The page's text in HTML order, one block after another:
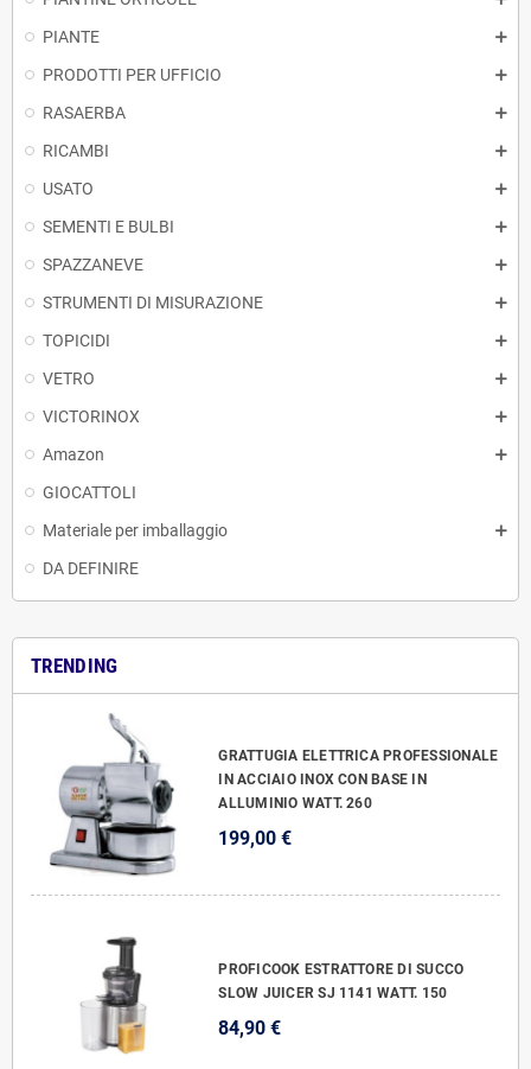
PIANTE
PRODOTTI PER UFFICIO
RASAERBA
RICAMBI
USATO
SEMENTI E BULBI
SPAZZANEVE
STRUMENTI DI MISURAZIONE
TOPICIDI
VETRO
VICTORINOX
Amazon
GIOCATTOLI
Materiale per imballaggio
DA DEFINIRE
TRENDING
GRATTUGIA ELETTRICA PROFESSIONALE
IN ACCIAIO INOX CON BASE IN
ALLUMINIO WATT. 260
199,00 €
PROFICOOK ESTRATTORE DI SUCCO
SLOW JUICER SJ 1141 WATT. 150
84,90 €